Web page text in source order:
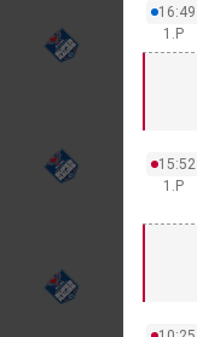
16:49
1.P
15:52
1.P